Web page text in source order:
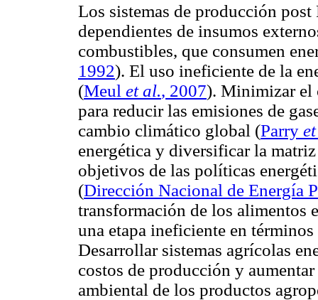
Los sistemas de producción
dependientes de insumos
combustibles, que consumen
1992). El uso ineficiente de la
(Meul et al., 2007). Minimizar el
para reducir las emisiones de
cambio climático global (Parry
energética y diversificar la
objetivos de las políticas
(Dirección Nacional de Energía
transformación de los alimentos
una etapa ineficiente en
Desarrollar sistemas agrícolas
costos de producción y
ambiental de los productos